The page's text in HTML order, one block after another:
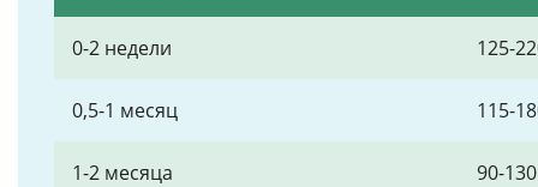
0-2 недели 125-
0,5-1 месяц 115-
1-2 месяца 90-130